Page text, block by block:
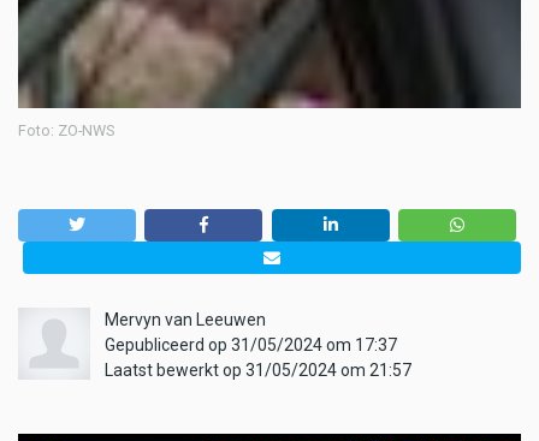
Foto: ZO-NWS
Mervyn van Leeuwen
Gepubliceerd op 31/05/2024 om 17:37
Laatst bewerkt op 31/05/2024 om 21:57